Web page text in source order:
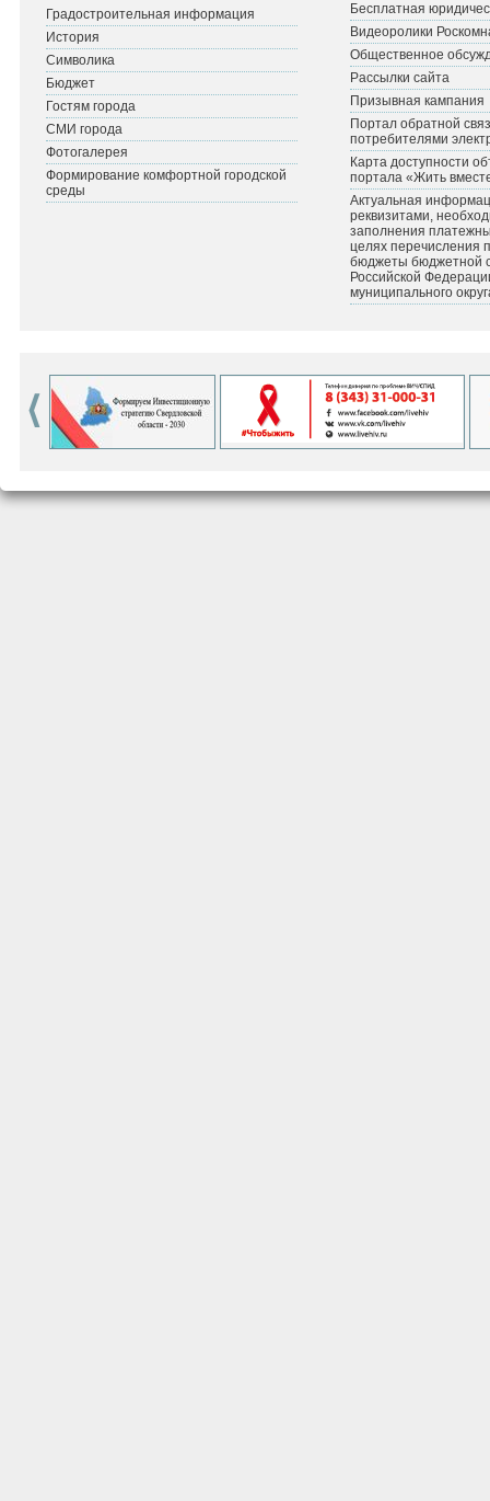
Градостроительная информация
История
Символика
Бюджет
Гостям города
СМИ города
Фотогалерея
Формирование комфортной городской
среды
Бесплатная
Видеоролики
Общественное
Рассылки сайта
Призывная кампания
Портал обратной
потребителями
Карта доступности
портала «Жить
Актуальная
реквизитами,
заполнения
целях перечисления
бюджеты бюджетной
Российской
муниципального